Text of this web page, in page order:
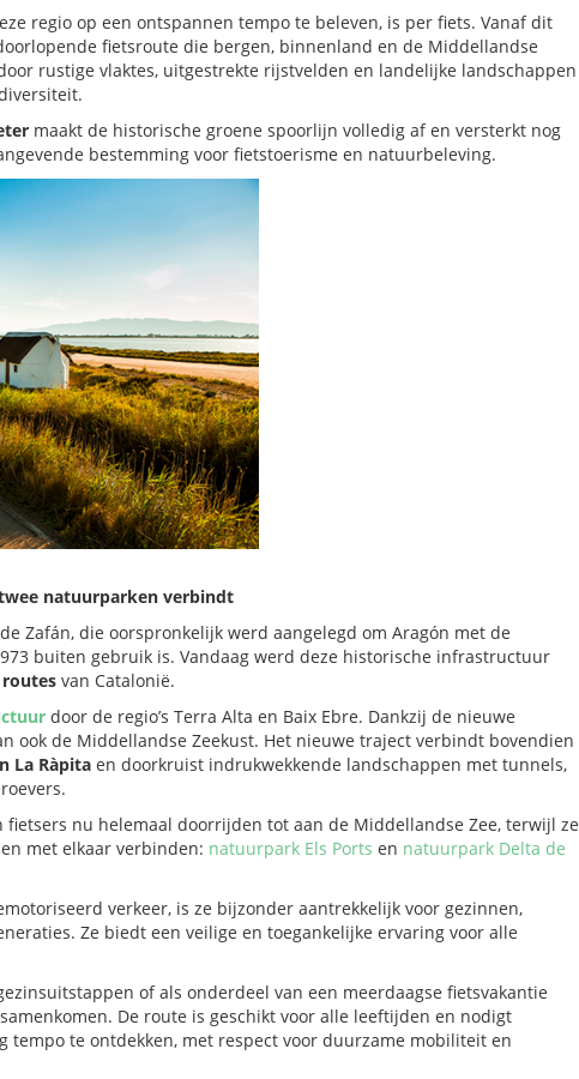
regio op een ontspannen tempo te beleven, is per fiets. Vanaf dit
fietsroute die bergen, binnenland en de Middellandse
rustige vlaktes, uitgestrekte rijstvelden en landelijke landschappen
maakt de historische groene spoorlijn volledig af en versterkt nog
bestemming voor fietstoerisme en natuurbeleving.
natuurparken verbindt
Zafán, die oorspronkelijk werd aangelegd om Aragón met de
buiten gebruik is. Vandaag werd deze historische infrastructuur
van Catalonië.
door de regio’s Terra Alta en Baix Ebre. Dankzij de nieuwe
ook de Middellandse Zeekust. Het nieuwe traject verbindt bovendien
La Ràpita en doorkruist indrukwekkende landschappen met tunnels,
nu helemaal doorrijden tot aan de Middellandse Zee, terwijl ze
met elkaar verbinden: natuurpark Els Ports en natuurpark Delta de
verkeer, is ze bijzonder aantrekkelijk voor gezinnen,
Ze biedt een veilige en toegankelijke ervaring voor alle
of als onderdeel van een meerdaagse fietsvakantie
De route is geschikt voor alle leeftijden en nodigt
tempo te ontdekken, met respect voor duurzame mobiliteit en